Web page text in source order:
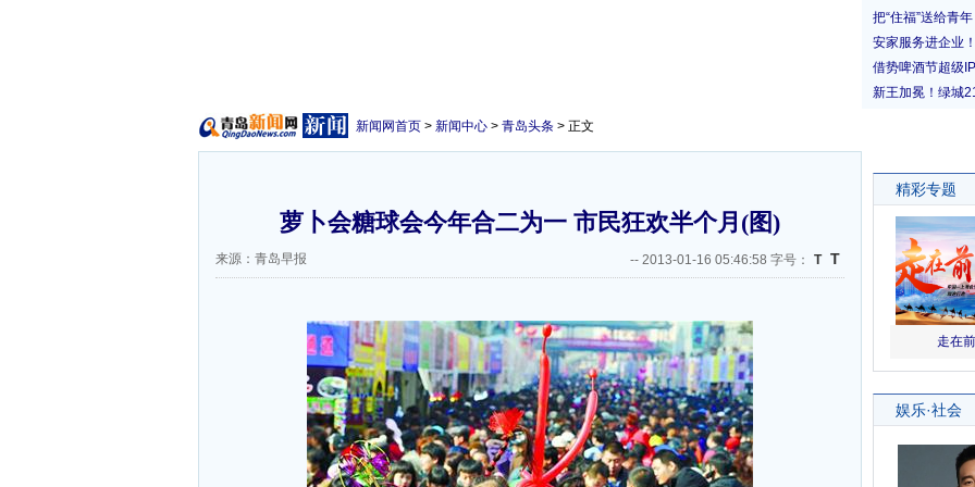
新闻网首页 > 新闻中心 > 青岛头条 > 正文
萝卜会糖球会今年合二为一 市民狂欢半个月(图)
来源：青岛早报 -- 2013-01-16 05:46:58 字号： T T